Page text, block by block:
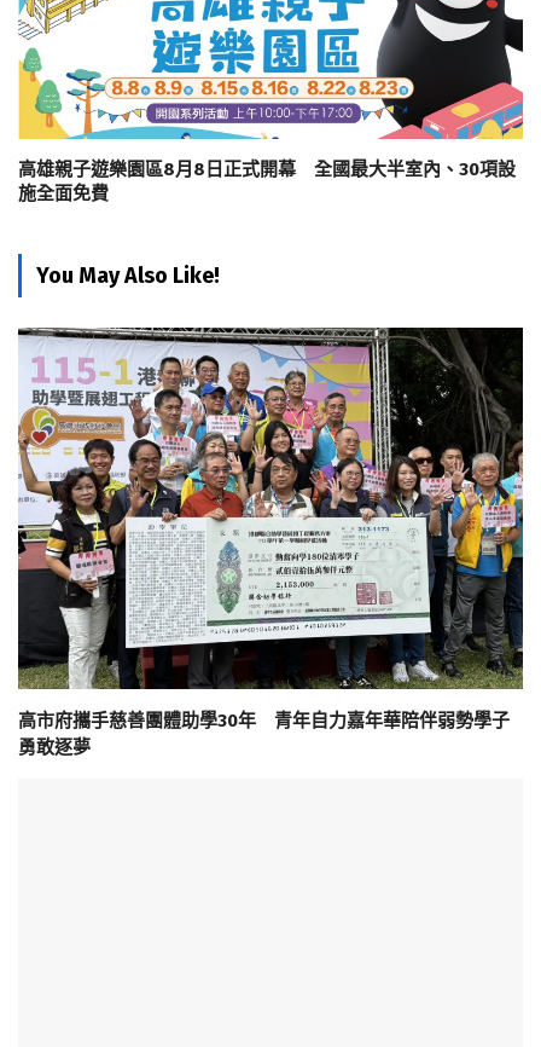
高雄親子遊樂園區8月8日正式開幕 全國最大半室內、30項設
施全面免費
You May Also Like!
高市府攜手慈善團體助學30年 青年自力嘉年華陪伴弱勢學子
勇敢逐夢